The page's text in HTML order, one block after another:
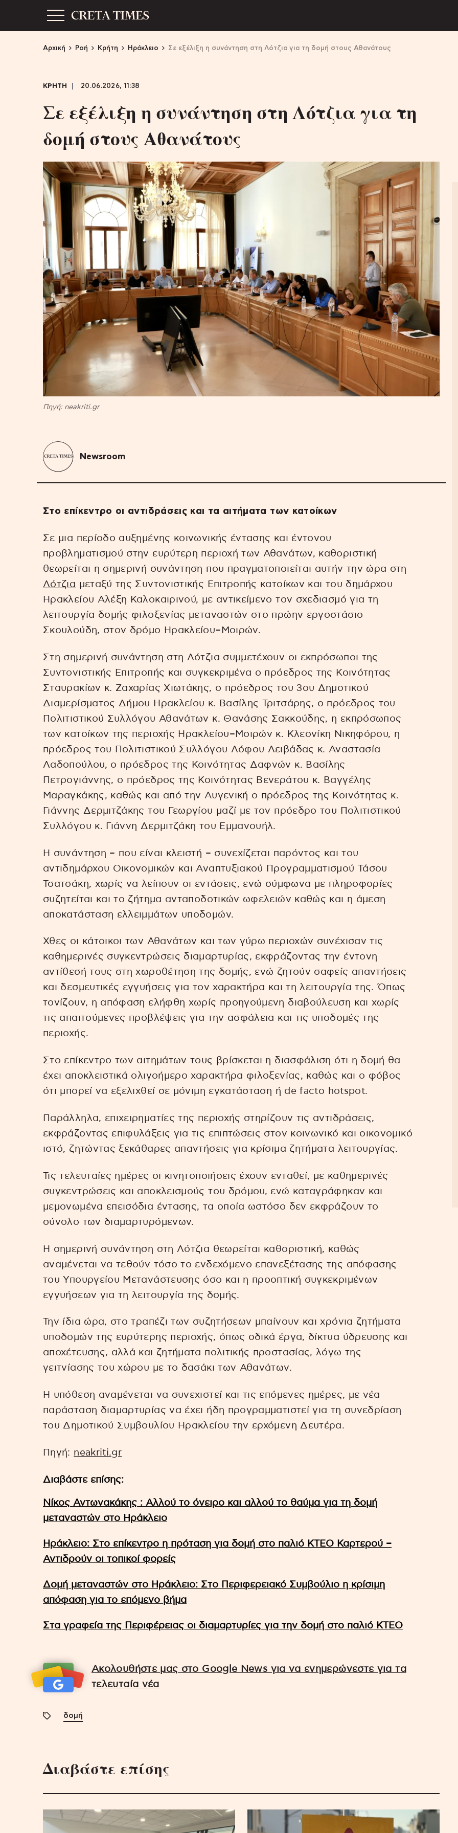
Αρχική Ροή Κρήτη Ηράκλειο Σε εξέλιξη η συνάντηση στη Λότζια για τη δομή στους Αθανάτους
ΚΡΗΤΗ 20.06.2026, 11:38
Σε εξέλιξη η συνάντηση στη Λότζια για τη
δομή στους Αθανάτους
Πηγή: neakriti.gr
Newsroom
Στο επίκεντρο οι αντιδράσεις και τα αιτήματα των κατοίκων
Σε μια περίοδο αυξημένης κοινωνικής έντασης και έντονου
προβληματισμού στην ευρύτερη περιοχή των Αθανάτων, καθοριστική
θεωρείται η σημερινή συνάντηση που πραγματοποιείται αυτήν την ώρα στη
Λότζια μεταξύ της Συντονιστικής Επιτροπής κατοίκων και του δημάρχου
Ηρακλείου Αλέξη Καλοκαιρινού, με αντικείμενο τον σχεδιασμό για τη
λειτουργία δομής φιλοξενίας μεταναστών στο πρώην εργοστάσιο
Σκουλούδη, στον δρόμο Ηρακλείου–Μοιρών.
Στη σημερινή συνάντηση στη Λότζια συμμετέχουν οι εκπρόσωποι της
Συντονιστικής Επιτροπής και συγκεκριμένα ο πρόεδρος της Κοινότητας
Σταυρακίων κ. Ζαχαρίας Χιωτάκης, ο πρόεδρος του 3ου Δημοτικού
Διαμερίσματος Δήμου Ηρακλείου κ. Βασίλης Τριτσάρης, ο πρόεδρος του
Πολιτιστικού Συλλόγου Αθανάτων κ. Θανάσης Σακκούδης, η εκπρόσωπος
των κατοίκων της περιοχής Ηρακλείου–Μοιρών κ. Κλεονίκη Νικηφόρου, η
πρόεδρος του Πολιτιστικού Συλλόγου Λόφου Λειβάδας κ. Αναστασία
Λαδοπούλου, ο πρόεδρος της Κοινότητας Δαφνών κ. Βασίλης
Πετρογιάννης, ο πρόεδρος της Κοινότητας Βενεράτου κ. Βαγγέλης
Μαραγκάκης, καθώς και από την Αυγενική ο πρόεδρος της Κοινότητας κ.
Γιάννης Δερμιτζάκης του Γεωργίου μαζί με τον πρόεδρο του Πολιτιστικού
Συλλόγου κ. Γιάννη Δερμιτζάκη του Εμμανουήλ.
Η συνάντηση – που είναι κλειστή – συνεχίζεται παρόντος και του
αντιδημάρχου Οικονομικών και Αναπτυξιακού Προγραμματισμού Τάσου
Τσατσάκη, χωρίς να λείπουν οι εντάσεις, ενώ σύμφωνα με πληροφορίες
συζητείται και το ζήτημα ανταποδοτικών ωφελειών καθώς και η άμεση
αποκατάσταση ελλειμμάτων υποδομών.
Χθες οι κάτοικοι των Αθανάτων και των γύρω περιοχών συνέχισαν τις
καθημερινές συγκεντρώσεις διαμαρτυρίας, εκφράζοντας την έντονη
αντίθεσή τους στη χωροθέτηση της δομής, ενώ ζητούν σαφείς απαντήσεις
και δεσμευτικές εγγυήσεις για τον χαρακτήρα και τη λειτουργία της. Όπως
τονίζουν, η απόφαση ελήφθη χωρίς προηγούμενη διαβούλευση και χωρίς
τις απαιτούμενες προβλέψεις για την ασφάλεια και τις υποδομές της
περιοχής.
Στο επίκεντρο των αιτημάτων τους βρίσκεται η διασφάλιση ότι η δομή θα
έχει αποκλειστικά ολιγοήμερο χαρακτήρα φιλοξενίας, καθώς και ο φόβος
ότι μπορεί να εξελιχθεί σε μόνιμη εγκατάσταση ή de facto hotspot.
Παράλληλα, επιχειρηματίες της περιοχής στηρίζουν τις αντιδράσεις,
εκφράζοντας επιφυλάξεις για τις επιπτώσεις στον κοινωνικό και οικονομικό
ιστό, ζητώντας ξεκάθαρες απαντήσεις για κρίσιμα ζητήματα λειτουργίας.
Τις τελευταίες ημέρες οι κινητοποιήσεις έχουν ενταθεί, με καθημερινές
συγκεντρώσεις και αποκλεισμούς του δρόμου, ενώ καταγράφηκαν και
μεμονωμένα επεισόδια έντασης, τα οποία ωστόσο δεν εκφράζουν το
σύνολο των διαμαρτυρόμενων.
Η σημερινή συνάντηση στη Λότζια θεωρείται καθοριστική, καθώς
αναμένεται να τεθούν τόσο το ενδεχόμενο επανεξέτασης της απόφασης
του Υπουργείου Μετανάστευσης όσο και η προοπτική συγκεκριμένων
εγγυήσεων για τη λειτουργία της δομής.
Την ίδια ώρα, στο τραπέζι των συζητήσεων μπαίνουν και χρόνια ζητήματα
υποδομών της ευρύτερης περιοχής, όπως οδικά έργα, δίκτυα ύδρευσης και
αποχέτευσης, αλλά και ζητήματα πολιτικής προστασίας, λόγω της
γειτνίασης του χώρου με το δασάκι των Αθανάτων.
Η υπόθεση αναμένεται να συνεχιστεί και τις επόμενες ημέρες, με νέα
παράσταση διαμαρτυρίας να έχει ήδη προγραμματιστεί για τη συνεδρίαση
του Δημοτικού Συμβουλίου Ηρακλείου την ερχόμενη Δευτέρα.
Πηγή: neakriti.gr
Διαβάστε επίσης:
Νίκος Αντωνακάκης : Αλλού το όνειρο και αλλού το θαύμα για τη δομή
μεταναστών στο Ηράκλειο
Ηράκλειο: Στο επίκεντρο η πρόταση για δομή στο παλιό ΚΤΕΟ Καρτερού –
Αντιδρούν οι τοπικοί φορείς
Δομή μεταναστών στο Ηράκλειο: Στο Περιφερειακό Συμβούλιο η κρίσιμη
απόφαση για το επόμενο βήμα
Στα γραφεία της Περιφέρειας οι διαμαρτυρίες για την δομή στο παλιό ΚΤΕΟ
Ακολουθήστε μας στο Google News για να ενημερώνεστε για τα
τελευταία νέα
δομή
Διαβάστε επίσης